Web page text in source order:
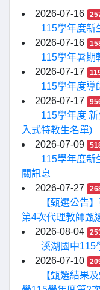
2026-07-16
115學年度新
2026-07-16
115學年暑期
2026-07-17
115學年度導
2026-07-17
115學年度
入式特教生名單)
2026-07-09
115學年度新
關訊息
2026-07-27
【甄選公告
第4次代理教師甄
2026-08-04
溪湖國中115
2026-07-10
【甄選結果